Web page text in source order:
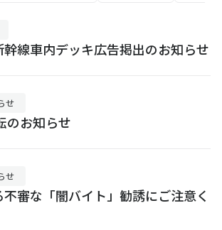
線車内デッキ広告掲出のお知らせ
せ
のお知らせ
せ
審な「闇バイト」勧誘にご注意く